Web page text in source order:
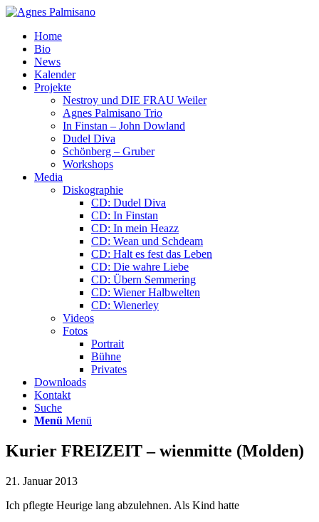
Home
Bio
News
Kalender
Projekte
Nestroy und DIE FRAU Weiler
Agnes Palmisano Trio
In Finstan – John Dowland
Dudel Diva
Schönberg – Gruber
Workshops
Media
Diskographie
CD: Dudel Diva
CD: In Finstan
CD: In mein Heazz
CD: Wean und Schdeam
CD: Halt es fest das Leben
CD: Die wahre Liebe
CD: Übern Semmering
CD: Wiener Halbwelten
CD: Wienerley
Videos
Fotos
Portrait
Bühne
Privates
Downloads
Kontakt
Suche
Menü Menü
Kurier FREIZEIT – wienmitte (Molden)
21. Januar 2013
Ich pflegte Heurige lang abzulehnen. Als Kind hatte